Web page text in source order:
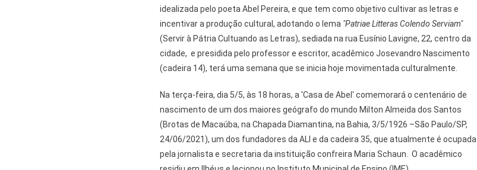
idealizada pelo poeta Abel Pereira, e que tem como objetivo cultivar as letras e
incentivar a produção cultural, adotando o lema "Patriae Litteras Colendo Serviam"
(Servir à Pátria Cultuando as Letras), sediada na rua Eusínio Lavigne, 22, centro da
cidade, e presidida pelo professor e escritor, acadêmico Josevandro Nascimento
(cadeira 14), terá uma semana que se inicia hoje movimentada culturalmente.
Na terça-feira, dia 5/5, às 18 horas, a 'Casa de Abel' comemorará o centenário de
nascimento de um dos maiores geógrafo do mundo Milton Almeida dos Santos
(Brotas de Macaúba, na Chapada Diamantina, na Bahia, 3/5/1926 –São Paulo/SP,
24/06/2021), um dos fundadores da ALI e da cadeira 35, que atualmente é ocupada
pela jornalista e secretaria da instituição confreira Maria Schaun. O acadêmico